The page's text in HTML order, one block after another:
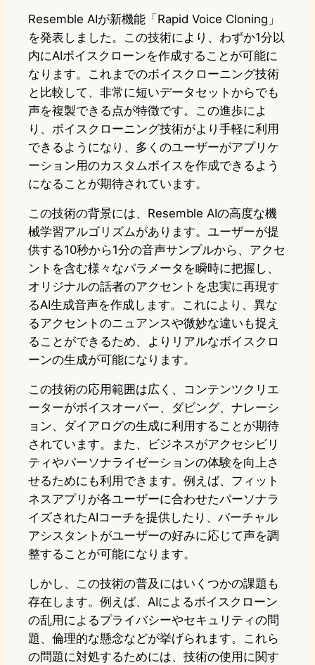
Resemble AIが新機能「Rapid Voice Cloning」
を発表しました。この技術により、わずか1分以
内にAIボイスクローンを作成することが可能に
なります。これまでのボイスクローニング技術
と比較して、非常に短いデータセットからでも
声を複製できる点が特徴です。この進歩によ
り、ボイスクローニング技術がより手軽に利用
できるようになり、多くのユーザーがアプリケ
ーション用のカスタムボイスを作成できるよう
になることが期待されています。
この技術の背景には、Resemble AIの高度な機
械学習アルゴリズムがあります。ユーザーが提
供する10秒から1分の音声サンプルから、アクセ
ントを含む様々なパラメータを瞬時に把握し、
オリジナルの話者のアクセントを忠実に再現す
るAI生成音声を作成します。これにより、異な
るアクセントのニュアンスや微妙な違いも捉え
ることができるため、よりリアルなボイスクロ
ーンの生成が可能になります。
この技術の応用範囲は広く、コンテンツクリエ
ーターがボイスオーバー、ダビング、ナレーシ
ョン、ダイアログの生成に利用することが期待
されています。また、ビジネスがアクセシビリ
ティやパーソナライゼーションの体験を向上さ
せるためにも利用できます。例えば、フィット
ネスアプリが各ユーザーに合わせたパーソナラ
イズされたAIコーチを提供したり、バーチャル
アシスタントがユーザーの好みに応じて声を調
整することが可能になります。
しかし、この技術の普及にはいくつかの課題も
存在します。例えば、AIによるボイスクローン
の乱用によるプライバシーやセキュリティの問
題、倫理的な懸念などが挙げられます。これら
の問題に対処するためには、技術の使用に関す